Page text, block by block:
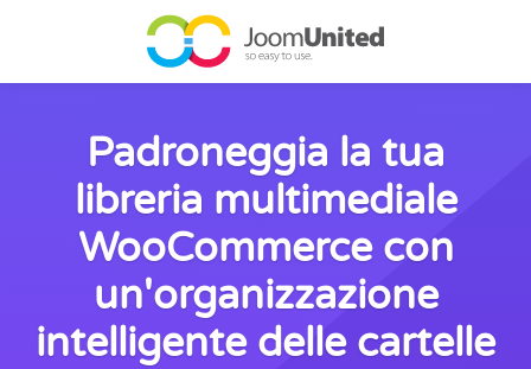
Salta al contenuto principale
Padroneggia la tua
libreria multimediale
WooCommerce con
un'organizzazione
intelligente delle cartelle